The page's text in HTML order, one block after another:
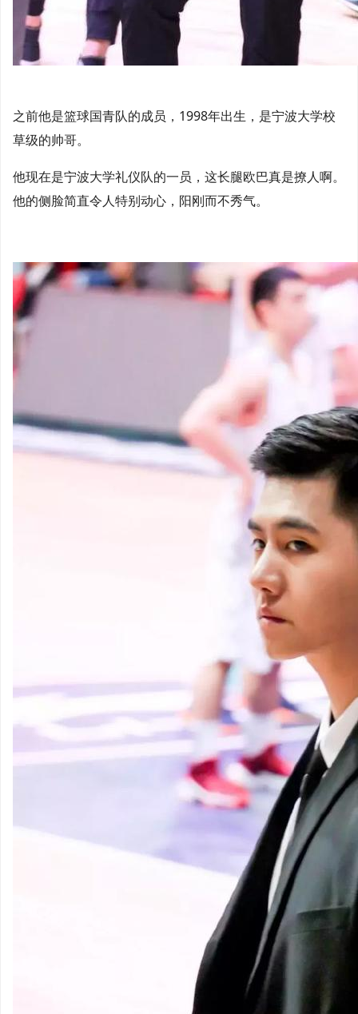
之前他是篮球国青队的成员，1998年出生，是宁波大学校
草级的帅哥。
他现在是宁波大学礼仪队的一员，这长腿欧巴真是撩人啊。
他的侧脸简直令人特别动心，阳刚而不秀气。